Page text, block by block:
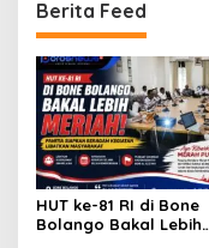
Berita Feed
HUT ke-81 RI di Bone
Bolango Bakal Lebih